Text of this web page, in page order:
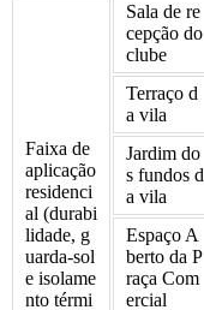
Faixa de
aplicação
residenci
al (durabi
lidade, g
uarda-sol
e isolame
nto térmi
Sala de re
cepção do
clube
Terraço d
a vila
Jardim do
s fundos d
a vila
Espaço A
berto da P
raça Com
ercial